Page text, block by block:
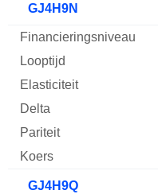
GJ4H9N
GJ4H9Q